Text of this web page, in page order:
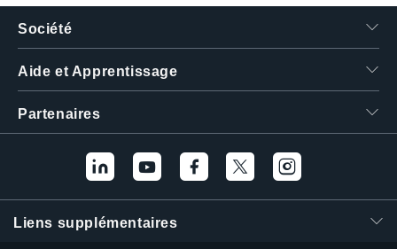
Société
Aide et Apprentissage
Partenaires
Liens supplémentaires